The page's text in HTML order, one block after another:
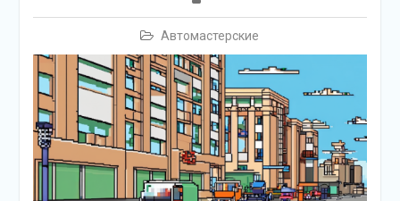
Автомастерские